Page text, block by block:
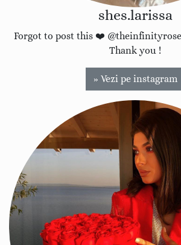
shes.larissa
Forgot to post this ❤️
Thank you !
» Vezi pe instagram